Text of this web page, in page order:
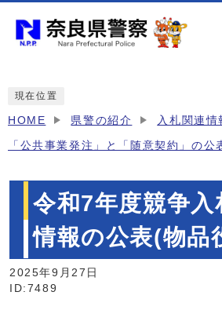
現在位置
HOME 県警の紹介 入札関連情
「公共事業発注」と「随意契約」の公
令和7年度競争入
情報の公表(物品
2025年9月27日
ID:7489